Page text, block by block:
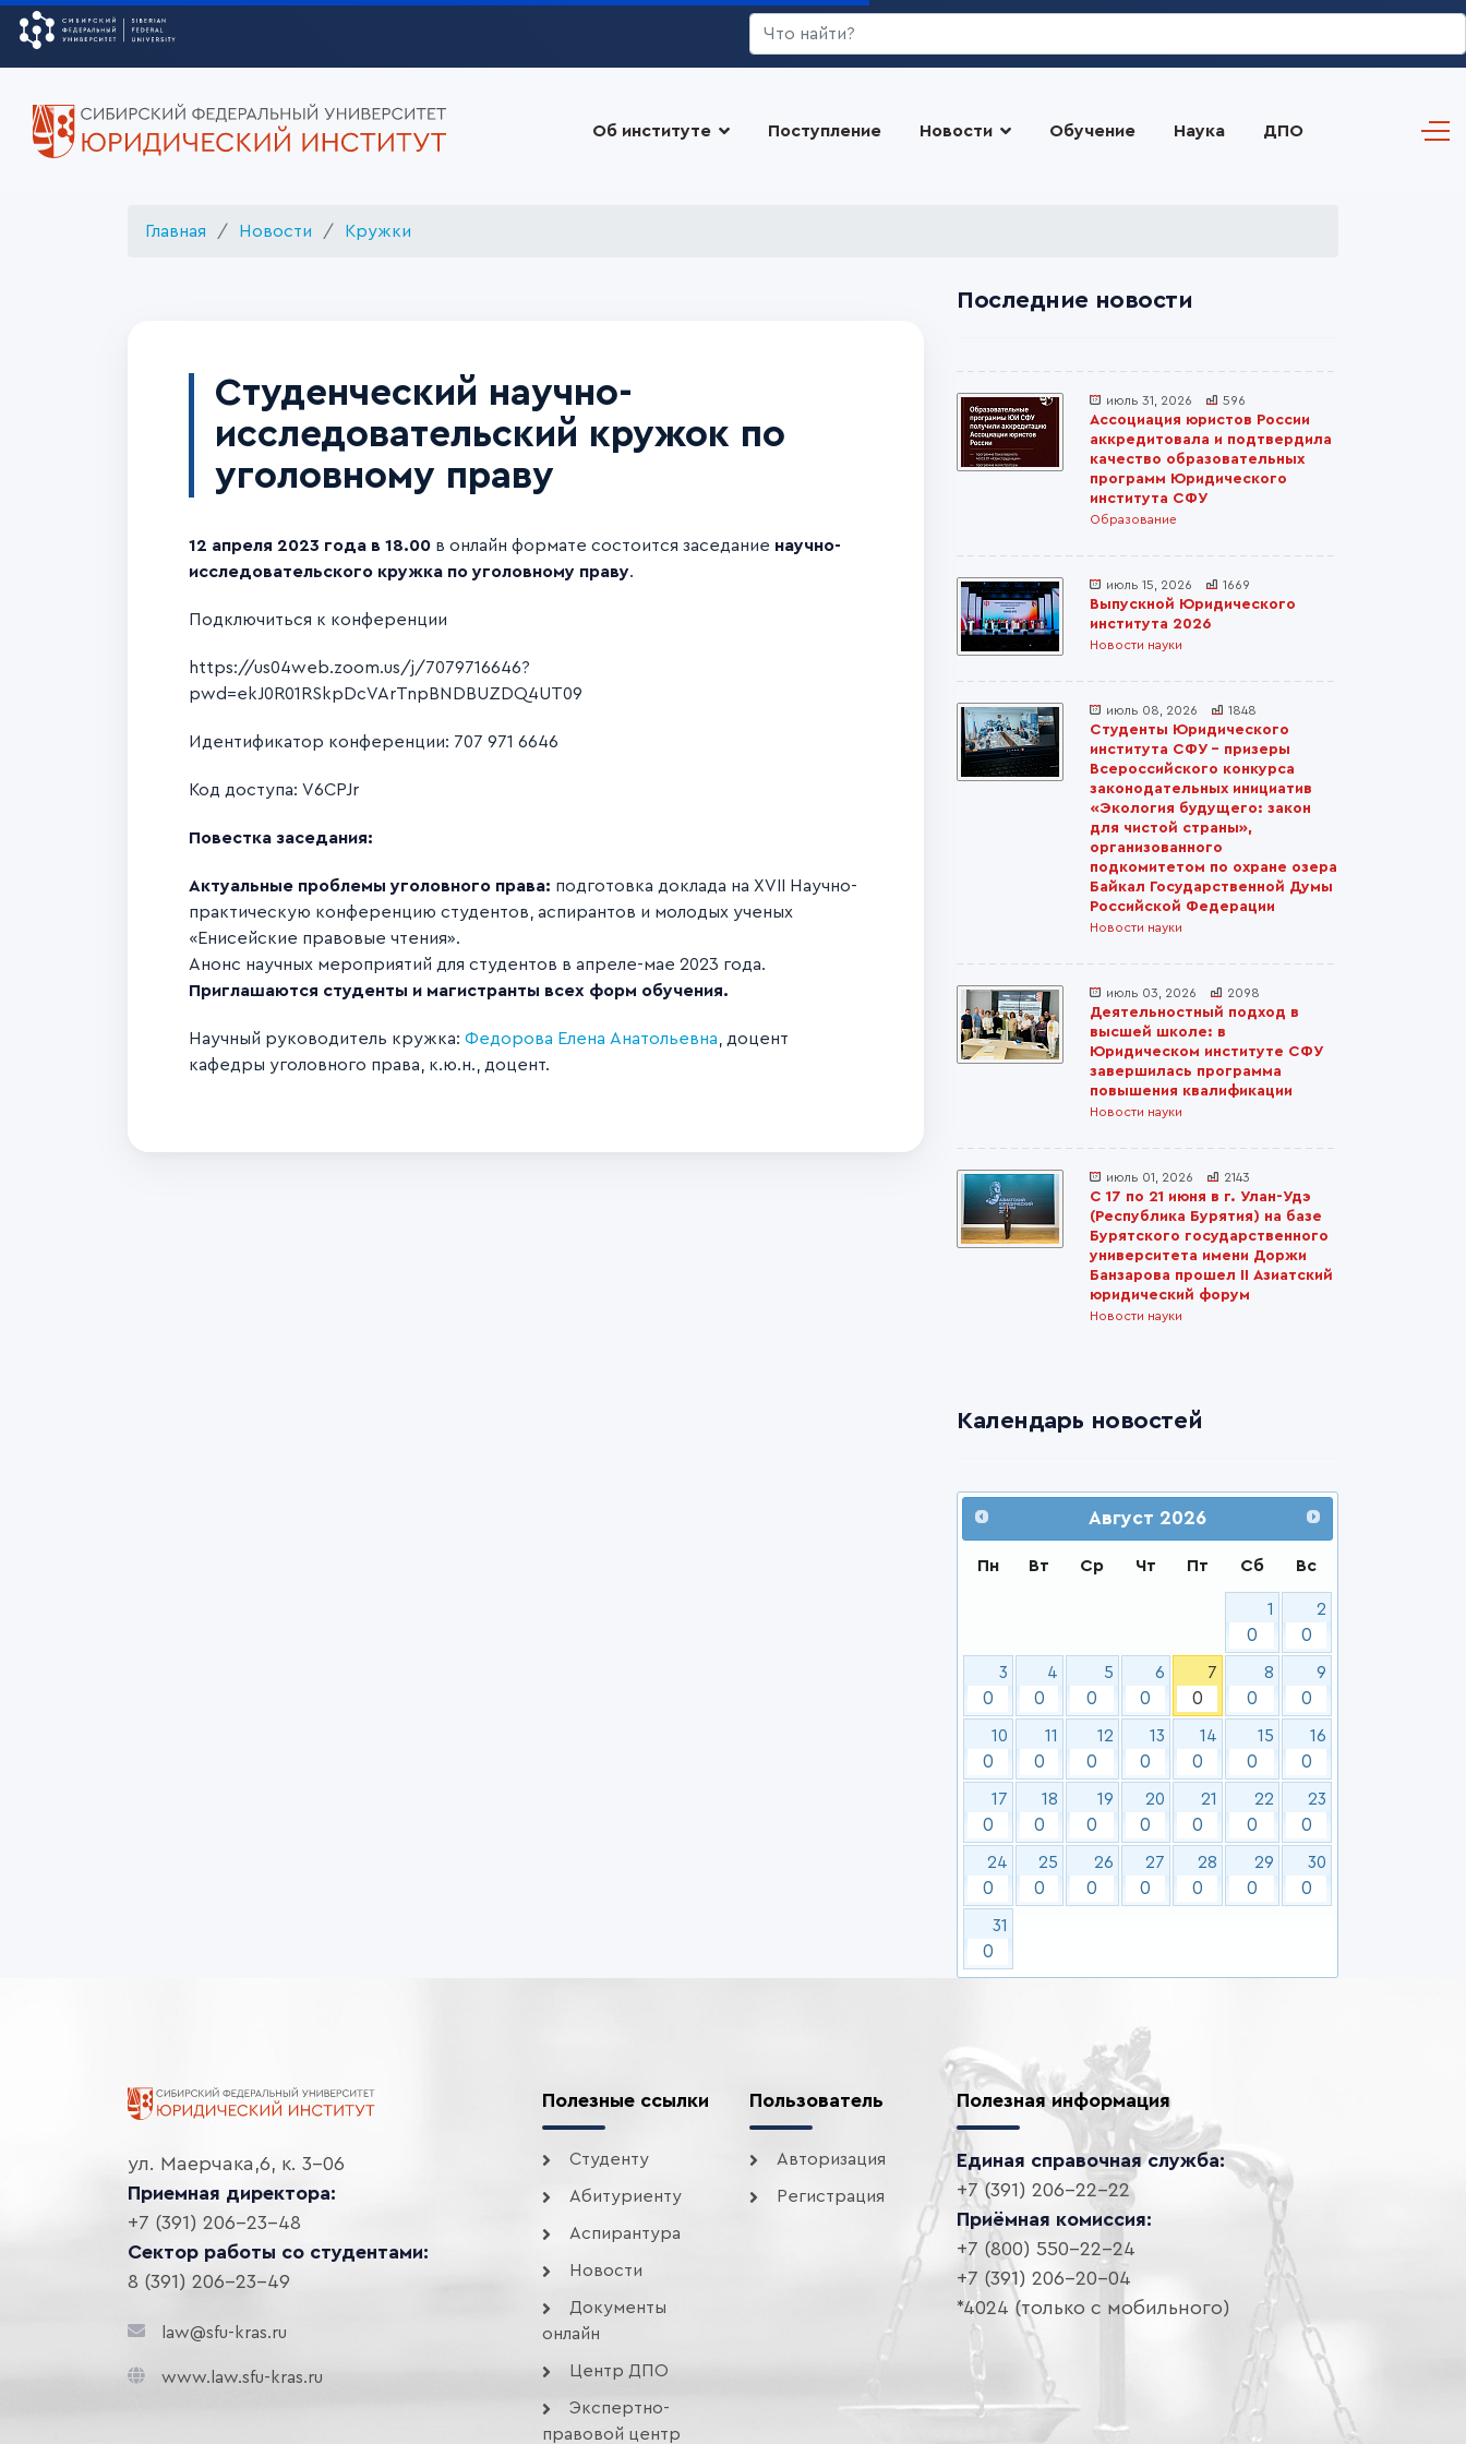
Искать...
Об институте Поступление Новости Обучение Наука ДПО
Главная Новости Кружки
Студенческий научно-
исследовательский кружок по
уголовному праву
12 апреля 2023 года в 18.00 в онлайн формате состоится заседание научно-
исследовательского кружка по уголовному праву.
Подключиться к конференции
https://us04web.zoom.us/j/7079716646?
pwd=ekJ0R01RSkpDcVArTnpBNDBUZDQ4UT09
Идентификатор конференции: 707 971 6646
Код доступа: V6CPJr
Повестка заседания:
Актуальные проблемы уголовного права: подготовка доклада на XVII Научно-
практическую конференцию студентов, аспирантов и молодых ученых
«Енисейские правовые чтения».
Анонс научных мероприятий для студентов в апреле-мае 2023 года.
Приглашаются студенты и магистранты всех форм обучения.
Научный руководитель кружка: Федорова Елена Анатольевна , доцент
кафедры уголовного права, к.ю.н., доцент.
Последние новости
июль 31, 2026 596
Ассоциация юристов России
аккредитовала и подтвердила
качество образовательных
программ Юридического
института СФУ
Образование
июль 15, 2026 1669
Выпускной Юридического
института 2026
Новости науки
июль 08, 2026 1848
Студенты Юридического
института СФУ – призеры
Всероссийского конкурса
законодательных инициатив
«Экология будущего: закон
для чистой страны»,
организованного
подкомитетом по охране озера
Байкал Государственной Думы
Российской Федерации
Новости науки
июль 03, 2026 2098
Деятельностный подход в
высшей школе: в
Юридическом институте СФУ
завершилась программа
повышения квалификации
Новости науки
июль 01, 2026 2143
С 17 по 21 июня в г. Улан-Удэ
(Республика Бурятия) на базе
Бурятского государственного
университета имени Доржи
Банзарова прошел II Азиатский
юридический форум
Новости науки
Календарь новостей
Август 2026
Пн Вт Ср Чт Пт Сб Вс
1
0
2
0
3
0
4
0
5
0
6
0
7
0
8
0
9
0
10
0
11
0
12
0
13
0
14
0
15
0
16
0
17
0
18
0
19
0
20
0
21
0
22
0
23
0
24
0
25
0
26
0
27
0
28
0
29
0
30
0
31
0
ул. Маерчака,6, к. 3-06
Приемная директора:
+7 (391) 206-23-48
Сектор работы со студентами:
8 (391) 206-23-49
law@sfu-kras.ru
www.law.sfu-kras.ru
Полезные ссылки
Студенту
Абитуриенту
Аспирантура
Новости
Документы
онлайн
Центр ДПО
Экспертно-
правовой центр
Пользователь
Авторизация
Регистрация
Полезная информация
Единая справочная служба:
+7 (391) 206-22-22
Приёмная комиссия:
+7 (800) 550-22-24
+7 (391) 206-20-04
*4024 (только с мобильного)